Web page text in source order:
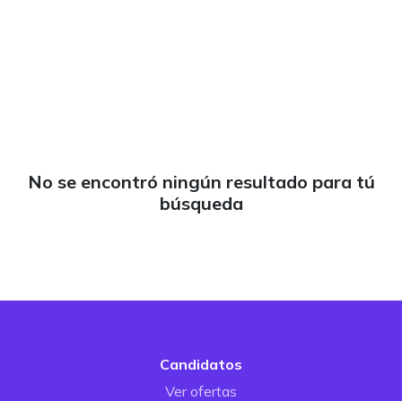
No se encontró ningún resultado para tú
búsqueda
Candidatos
Ver ofertas